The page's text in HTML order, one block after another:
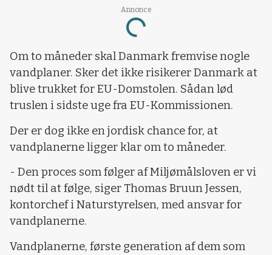
Annonce
Loading...
Om to måneder skal Danmark fremvise nogle
vandplaner. Sker det ikke risikerer Danmark at
blive trukket for EU-Domstolen. Sådan lød
truslen i sidste uge fra EU-Kommissionen.
Der er dog ikke en jordisk chance for, at
vandplanerne ligger klar om to måneder.
- Den proces som følger af Miljømålsloven er vi
nødt til at følge, siger Thomas Bruun Jessen,
kontorchef i Naturstyrelsen, med ansvar for
vandplanerne.
Vandplanerne, første generation af dem som